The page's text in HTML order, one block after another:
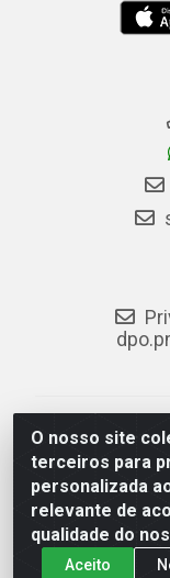
O nosso site
terceiros para
personalizada
relevante de
qualidade do
Aceito
PneuBras
Jaboatão dos
08.678.386/